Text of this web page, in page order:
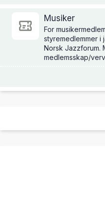
Musiker
For
styremedlemmer i
Norsk Jazzforum.
medlemsskap/